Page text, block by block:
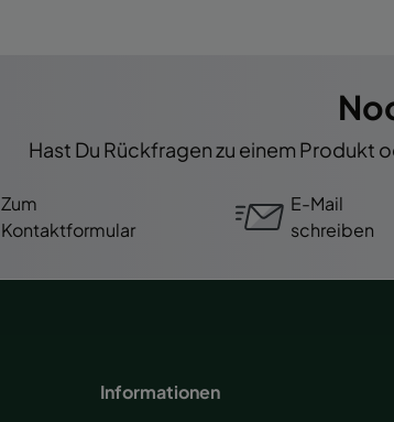
Hast Du Rückfragen zu einem Produkt
Zum
Kontaktformular
E-Mail
schreiben
Informationen